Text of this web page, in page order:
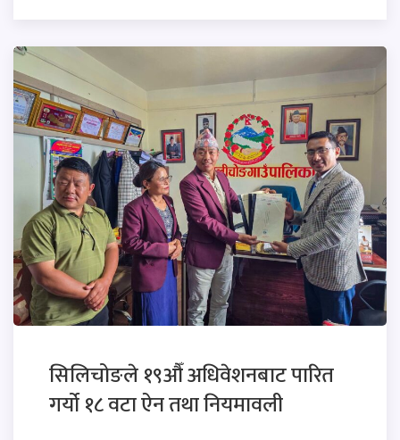
सिलिचोङले १९औँ अधिवेशनबाट पारित
गर्यो १८ वटा ऐन तथा नियमावली